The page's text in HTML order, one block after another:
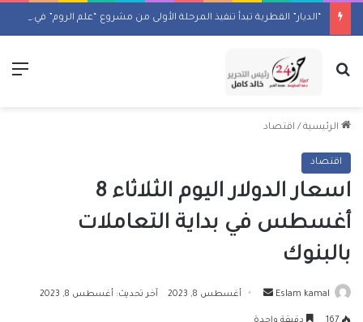
“الديار” القطرية تبدأ تنفيذ المرحلة الأولى من مشروع “علم الروم” في مصر
بحث عن
الرئيسية / اقتصاد
اقتصاد
اسعار الدولار اليوم الثلاثاء 8
أغسطس في بداية التعاملات
بالبنوك
Eslam kamal
أرسل أغسطس 8, 2023 آخر تحديث: أغسطس 8, 2023